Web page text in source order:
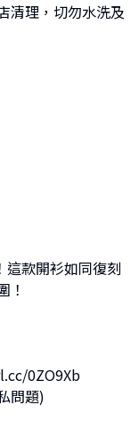
清理，切勿水洗及
這款開衫如同復刻
！
0ZO9Xb
問題)